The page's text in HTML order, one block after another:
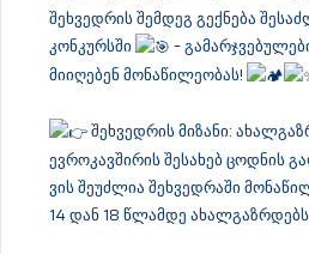
შეხვედრის შემდეგ გექნება
კონკურსში
–
მიიღებენ მონაწილეობას!
შეხვედრის მიზანი:
ევროკავშირის შესახებ ცოდნის
ვის შეუძლია შეხვედრაში
14 დან 18 წლამდე